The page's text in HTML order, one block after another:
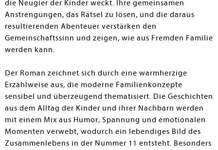
die Neugier der Kinder weckt. Ihre gemeinsamen
Anstrengungen, das Rätsel zu lösen, und die daraus
resultierenden Abenteuer verstärken den
Gemeinschaftssinn und zeigen, wie aus Fremden Familie
werden kann.
Der Roman zeichnet sich durch eine warmherzige
Erzählweise aus, die moderne Familienkonzepte
sensibel und überzeugend thematisiert. Die Geschichten
aus dem Alltag der Kinder und ihrer Nachbarn werden
mit einem Mix aus Humor, Spannung und emotionalen
Momenten verwebt, wodurch ein lebendiges Bild des
Zusammenlebens in der Nummer 11 entsteht. Besonders